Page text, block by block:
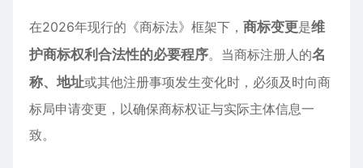
在2026年现行的《商标法》框架下， 商标变更是维
护商标权利合法性的必要程序。当商标注册人的名
称、地址或其他注册事项发生变化时，必须及时向商
标局申请变更，以确保商标权证与实际主体信息一
致。